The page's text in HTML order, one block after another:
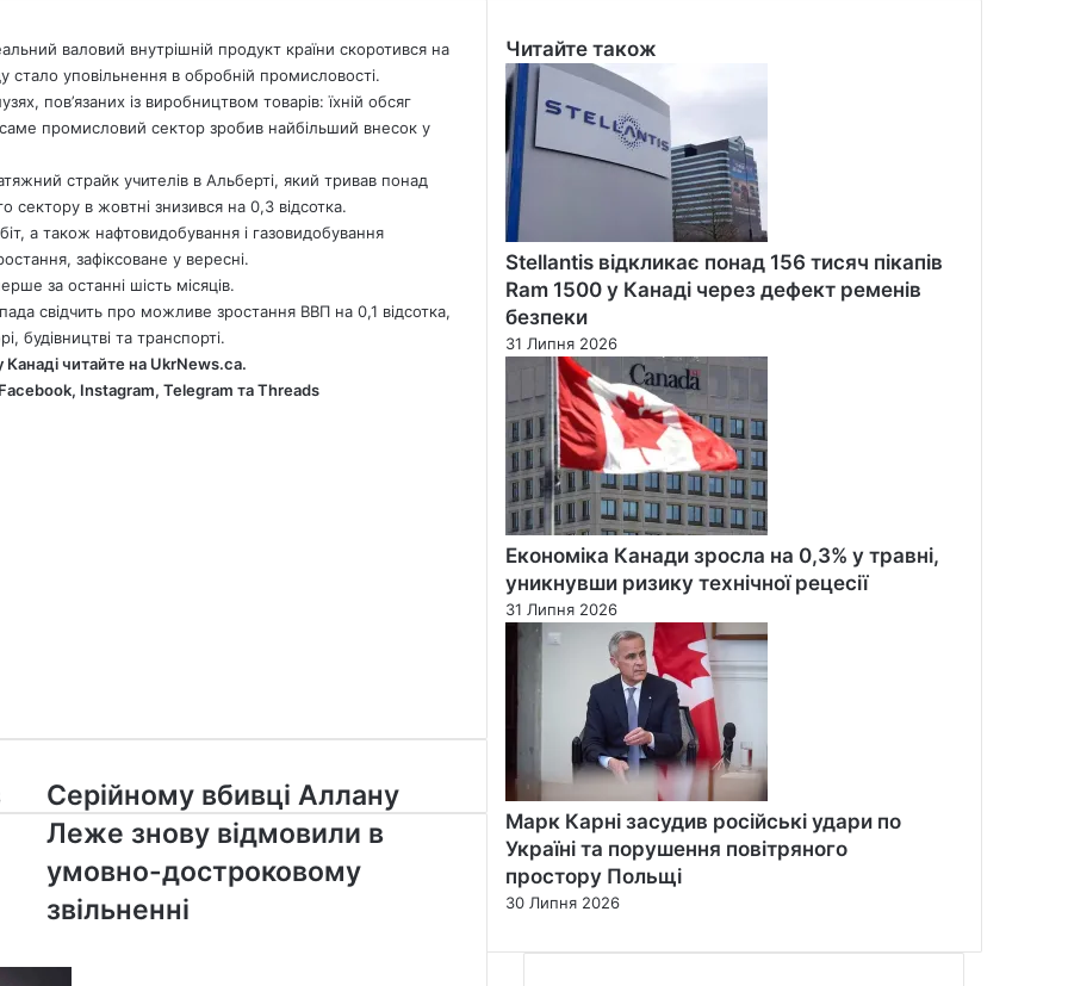
валовий внутрішній продукт країни скоротився на
уповільнення в обробній промисловості.
пов’язаних із виробництвом товарів: їхній обсяг
промисловий сектор зробив найбільший внесок у
страйк учителів в Альберті, який тривав понад
в жовтні знизився на 0,3 відсотка.
а також нафтовидобування і газовидобування
зафіксоване у вересні.
за останні шість місяців.
свідчить про можливе зростання ВВП на 0,1 відсотка,
будівництві та транспорті.
Канаді читайте на UkrNews.ca.
Facebook, Instagram, Telegram таThreads
Серійному
вбивці
Аллану
Леже
знову
відмовили
Серійному вбивці Аллану
Леже знову відмовили в
умовно-достроковому
звільненні
Читайте також
Close
Stellantis відкликає понад 156 тисяч пікапів
Ram 1500 у Канаді через дефект ременів
безпеки
31 Липня 2026
Економіка Канади зросла на 0,3% у травні,
уникнувши ризику технічної рецесії
31 Липня 2026
Марк Карні засудив російські удари по
Україні та порушення повітряного
простору Польщі
30 Липня 2026